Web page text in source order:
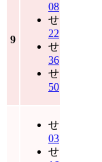
9
08
せ
22
せ
36
せ
50
せ
03
せ